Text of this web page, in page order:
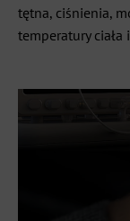
tętna, ciśnienia,
temperatury ciała